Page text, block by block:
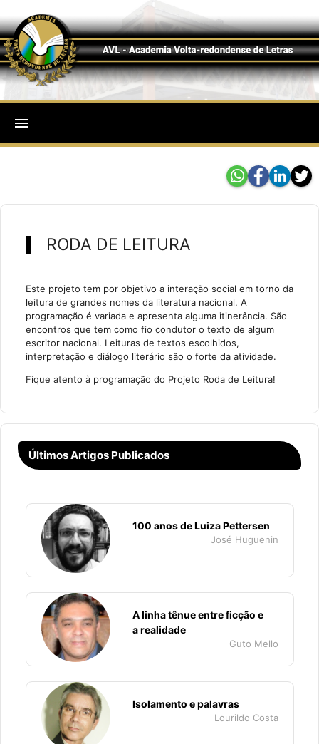
menu
RODA DE LEITURA
Este projeto tem por objetivo a interação social em torno da
leitura de grandes nomes da literatura nacional. A
programação é variada e apresenta alguma itinerância. São
encontros que tem como fio condutor o texto de algum
escritor nacional. Leituras de textos escolhidos,
interpretação e diálogo literário são o forte da atividade.
Fique atento à programação do Projeto Roda de Leitura!
Últimos Artigos Publicados
100 anos de Luiza Pettersen
José Huguenin
A linha tênue entre ficção e
a realidade
Guto Mello
Isolamento e palavras
Lourildo Costa